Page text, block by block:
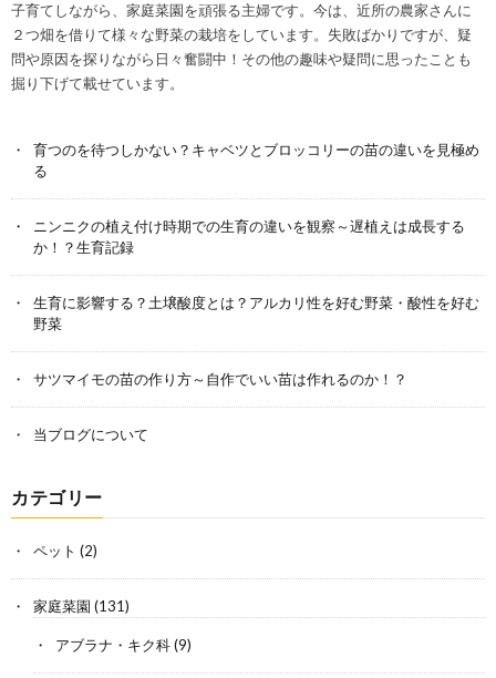
子育てしながら、家庭菜園を頑張る主婦です。今は、近所の農家さんに
２つ畑を借りて様々な野菜の栽培をしています。失敗ばかりですが、疑
問や原因を探りながら日々奮闘中！その他の趣味や疑問に思ったことも
掘り下げて載せています。
育つのを待つしかない？キャベツとブロッコリーの苗の違いを見極め
る
ニンニクの植え付け時期での生育の違いを観察～遅植えは成長する
か！？生育記録
生育に影響する？土壌酸度とは？アルカリ性を好む野菜・酸性を好む
野菜
サツマイモの苗の作り方～自作でいい苗は作れるのか！？
当ブログについて
カテゴリー
ペット (2)
家庭菜園 (131)
アブラナ・キク科(9)